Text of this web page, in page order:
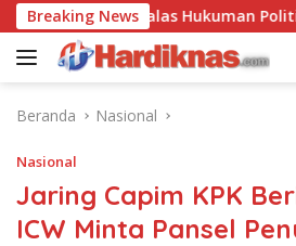
Langsung
ke
konten
Breaking News
Saling Balas Hukuman Politik
Beranda Nasional
Nasional
Jaring Capim KPK
ICW Minta Pansel